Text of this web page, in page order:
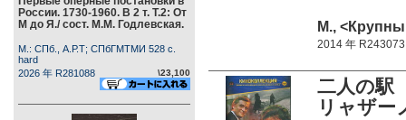
России. 1730-1960. В 2 т. Т.2: От
М до Я./ сост. М.М. Годлевская.
М.: СПб., А.Р.Т; СПбГМТМИ 528 c.
hard
2026 年 R281088
\23,100
М.,
2014 年 R243073
二人の
リャザー